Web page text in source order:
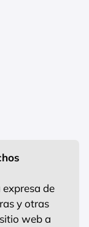
de
y otras
web a